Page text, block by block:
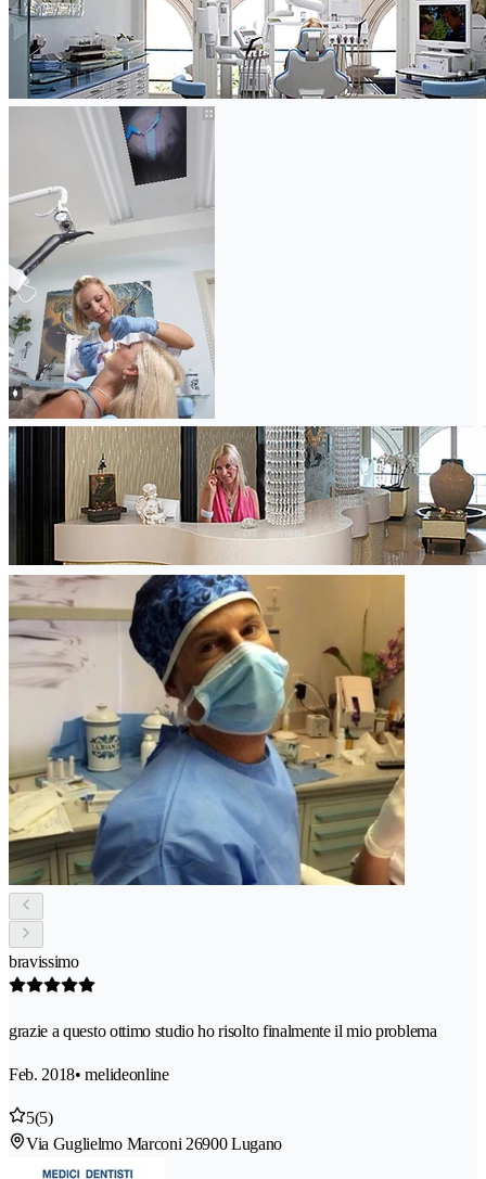
bravissimo
grazie a questo ottimo studio ho risolto finalmente il mio problema
Feb. 2018• melideonline
5(5)
Via Guglielmo Marconi 26900 Lugano